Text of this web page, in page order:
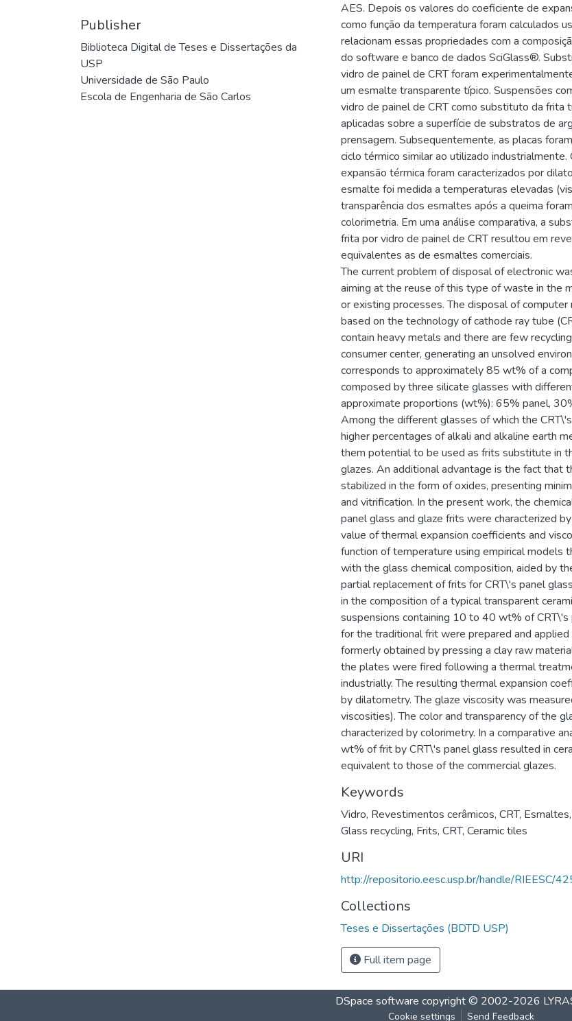
Publisher
Biblioteca Digital de Teses e Dissertações da
USP
Universidade de São Paulo
Escola de Engenharia de São Carlos
AES. Depois os valores do coeficiente de
como função da temperatura foram calculados
relacionam essas propriedades com a
do software e banco de dados SciGlass®.
vidro de painel de CRT foram
um esmalte transparente típico. Suspensões
vidro de painel de CRT como substituto da frita
aplicadas sobre a superfície de substratos de
prensagem. Subsequentemente, as placas
ciclo térmico similar ao utilizado
expansão térmica foram caracterizados por
esmalte foi medida a temperaturas elevadas
transparência dos esmaltes após a queima
colorimetria. Em uma análise comparativa, a
frita por vidro de painel de CRT resultou em
equivalentes as de esmaltes comerciais.
The current problem of disposal of electronic
aiming at the reuse of this type of waste in the
or existing processes. The disposal of
based on the technology of cathode ray tube
contain heavy metals and there are few
consumer center, generating an unsolved
corresponds to approximately 85 wt% of a
composed by three silicate glasses with
approximate proportions (wt%): 65% panel,
Among the different glasses of which the
higher percentages of alkali and alkaline earth
them potential to be used as frits substitute in
glazes. An additional advantage is the fact that
stabilized in the form of oxides, presenting
and vitrification. In the present work, the
panel glass and glaze frits were characterized
value of thermal expansion coefficients and
function of temperature using empirical models
with the glass chemical composition, aided by
partial replacement of frits for CRT\'s panel
in the composition of a typical transparent
suspensions containing 10 to 40 wt% of
for the traditional frit were prepared and
formerly obtained by pressing a clay raw
the plates were fired following a thermal
industrially. The resulting thermal expansion
by dilatometry. The glaze viscosity was
viscosities). The color and transparency of the
characterized by colorimetry. In a comparative
wt% of frit by CRT\'s panel glass resulted in
equivalent to those of the commercial glazes.
Keywords
Vidro, Revestimentos cerâmicos, CRT, Esmaltes,
Glass recycling, Frits, CRT, Ceramic tiles
URI
http://repositorio.eesc.usp.br/handle/RIEESC/
Collections
Teses e Dissertações (BDTD USP)
Full item page
DSpace software copyright © 2002-2026
Cookie settings Send Feedback